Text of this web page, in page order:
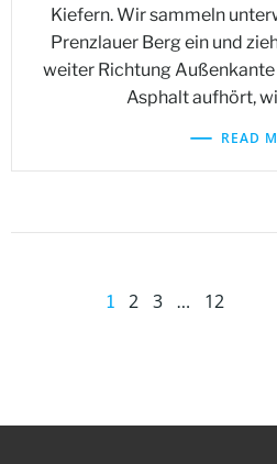
Kiefern. Wir sammeln
Prenzlauer Berg ein und
weiter Richtung
Asphalt aufhört,
READ
Posts
Page
1 Page
2 Page
3 … Page
12